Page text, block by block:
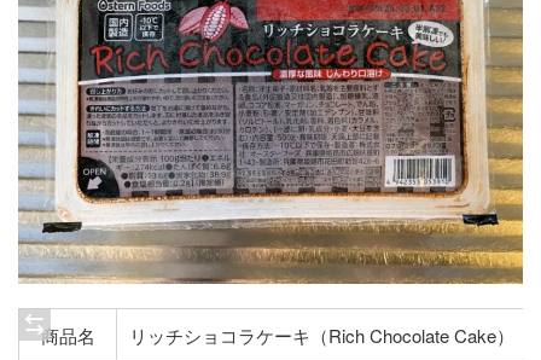
商品名 リッチショコラケーキ（Rich Chocolate Cake）